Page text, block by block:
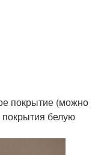
покрытие (можно
покрытия белую